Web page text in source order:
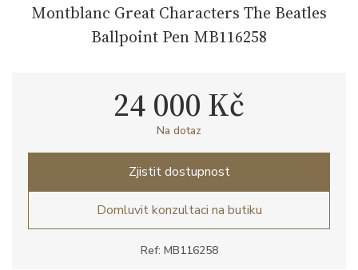
Montblanc Great Characters The Beatles
Ballpoint Pen MB116258
Ref: MB116258
24 000 Kč
Na dotaz
Zjistit dostupnost
Domluvit konzultaci na butiku